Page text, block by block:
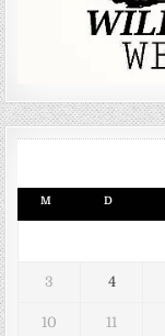
M D
3 4
10 11